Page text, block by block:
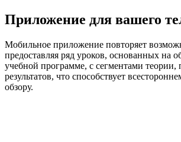
Приложение для вашего
Мобильное приложение повторяет
предоставляя ряд уроков, основанных на
учебной программе, с сегментами теории,
результатов, что способствует
обзору.